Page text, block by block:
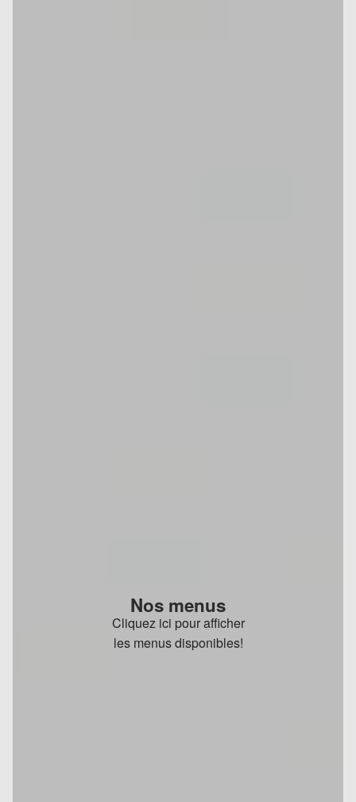
Nos menus
Cliquez ici pour afficher
les menus disponibles!